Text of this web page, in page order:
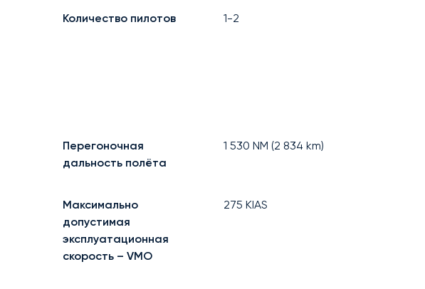
Количество пилотов 1-2
Перегоночная
дальность полёта
1 530 NM (2 834 km)
Максимально
допустимая
эксплуатационная
скорость – VMO
275 KIAS